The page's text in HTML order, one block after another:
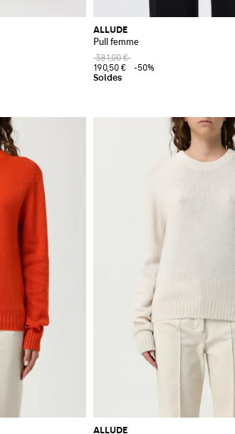
ALLUDE
Pull femme
381,00 €
190,50 €
-50%
ALLUDE